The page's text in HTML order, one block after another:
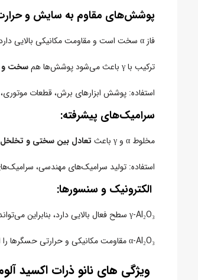
پوشش‌های مقاوم به سایش و
فاز α سخت است و مقاومت مکانیکی بالایی دارد.
ترکیب با γ باعث می‌شود پوشش‌ها هم
سخت و
استفاده: پوشش ابزارهای برش، قطعات
سرامیک‌های پیشرفته:
مخلوط α و γ باعث تعادل بین سختی و تخلخل
استفاده: تولید سرامیک‌های مهندسی،
الکترونیک و سنسورها:
γ-Al₂O₃ سطح فعال بالایی دارد، بنابراین می‌تواند در
α-Al₂O₃ مقاومت مکانیکی و حرارتی حسگرها را افزایش می‌دهد.
ویژگی های نانو ذرات اکسید آلومینیوم (20%فاز